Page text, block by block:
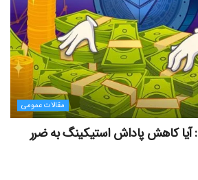
مقالات عمومی
طرح جدید EIP-8363: آیا کاهش پاداش استیکینگ به ضرر